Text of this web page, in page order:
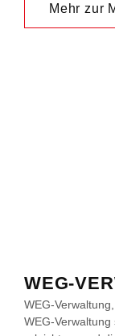
Mehr zur
WEG-
WEG-
WEG-